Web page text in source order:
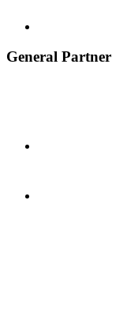
General Partner